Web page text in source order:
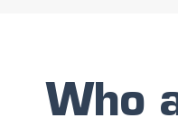
Who